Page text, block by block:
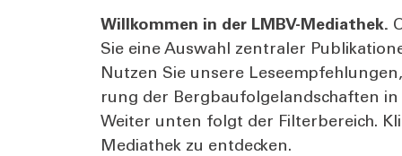
Will­kom­men in der LMBV-Media­thek.
Sie eine Aus­wahl zen­tra­ler
Nut­zen Sie unse­re
rung der Berg­bau­fol­ge­land­schaf­ten in
Wei­ter unten folgt der Fil­ter­be­reich.
Media­thek zu ent­de­cken.